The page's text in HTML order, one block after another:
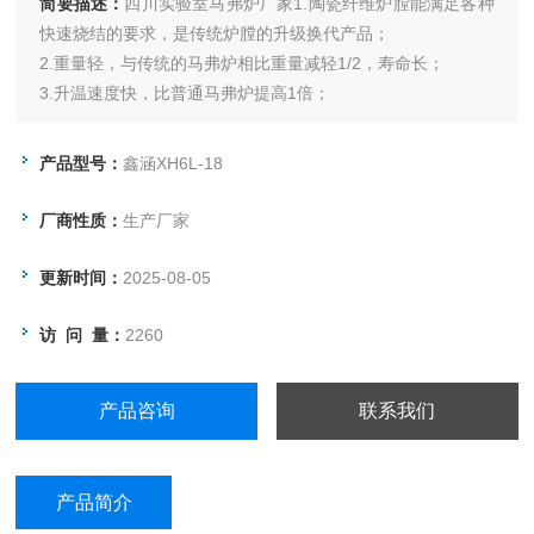
快速烧结的要求，是传统炉膛的升级换代产品；
2.重量轻，与传统的马弗炉相比重量减轻1/2，寿命长；
3.升温速度快，比普通马弗炉提高1倍；
产品型号：鑫涵XH6L-18
厂商性质：生产厂家
更新时间： 2025-08-05
访 问 量： 2260
产品咨询 联系我们
产品简介